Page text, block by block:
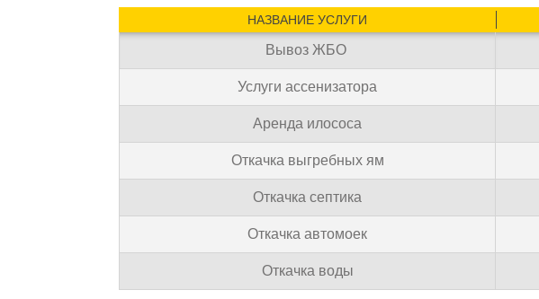
НАЗВАНИЕ УСЛУГИ
Вывоз ЖБО
Услуги ассенизатора
Аренда илососа
Откачка выгребных ям
Откачка септика
Откачка автомоек
Откачка воды